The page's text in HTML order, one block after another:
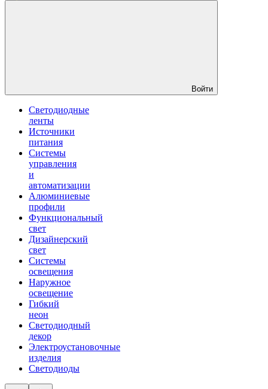
Войти
Светодиодные
ленты
Источники
питания
Системы
управления
и
автоматизации
Алюминиевые
профили
Функциональный
свет
Дизайнерский
свет
Системы
освещения
Наружное
освещение
Гибкий
неон
Светодиодный
декор
Электроустановочные
изделия
Светодиоды